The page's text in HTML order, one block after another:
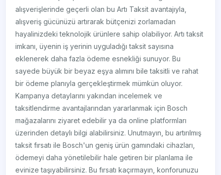
alışverişlerinde geçerli olan bu Artı Taksit avantajıyla,
alışveriş gücünüzü artırarak bütçenizi zorlamadan
hayalinizdeki teknolojik ürünlere sahip olabiliyor. Artı taksit
imkanı, üyenin iş yerinin uyguladığı taksit sayısına
eklenerek daha fazla ödeme esnekliği sunuyor. Bu
sayede büyük bir beyaz eşya alımını bile taksitli ve rahat
bir ödeme planıyla gerçekleştirmek mümkün oluyor.
Kampanya detaylarını yakından incelemek ve
taksitlendirme avantajlarından yararlanmak için Bosch
mağazalarını ziyaret edebilir ya da online platformları
üzerinden detaylı bilgi alabilirsiniz. Unutmayın, bu artırılmış
taksit fırsatı ile Bosch'un geniş ürün gamındaki cihazları,
ödemeyi daha yönetilebilir hale getiren bir planlama ile
evinize taşıyabilirsiniz. Bu fırsatı kaçırmayın, konforunuzu